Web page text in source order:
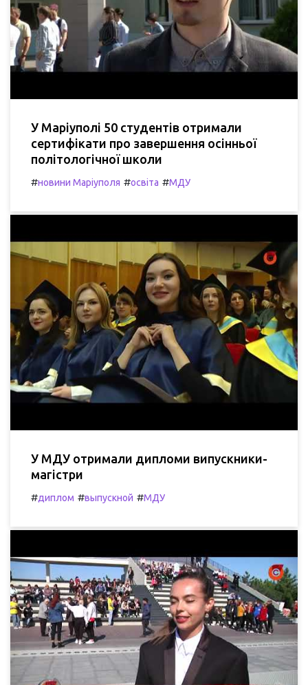
У Маріуполі 50 студентів отримали
сертифікати про завершення осінньої
політологічної школи
#новини Маріуполя #освіта #МДУ
У МДУ отримали дипломи випускники-
магістри
#диплом #выпускной #МДУ